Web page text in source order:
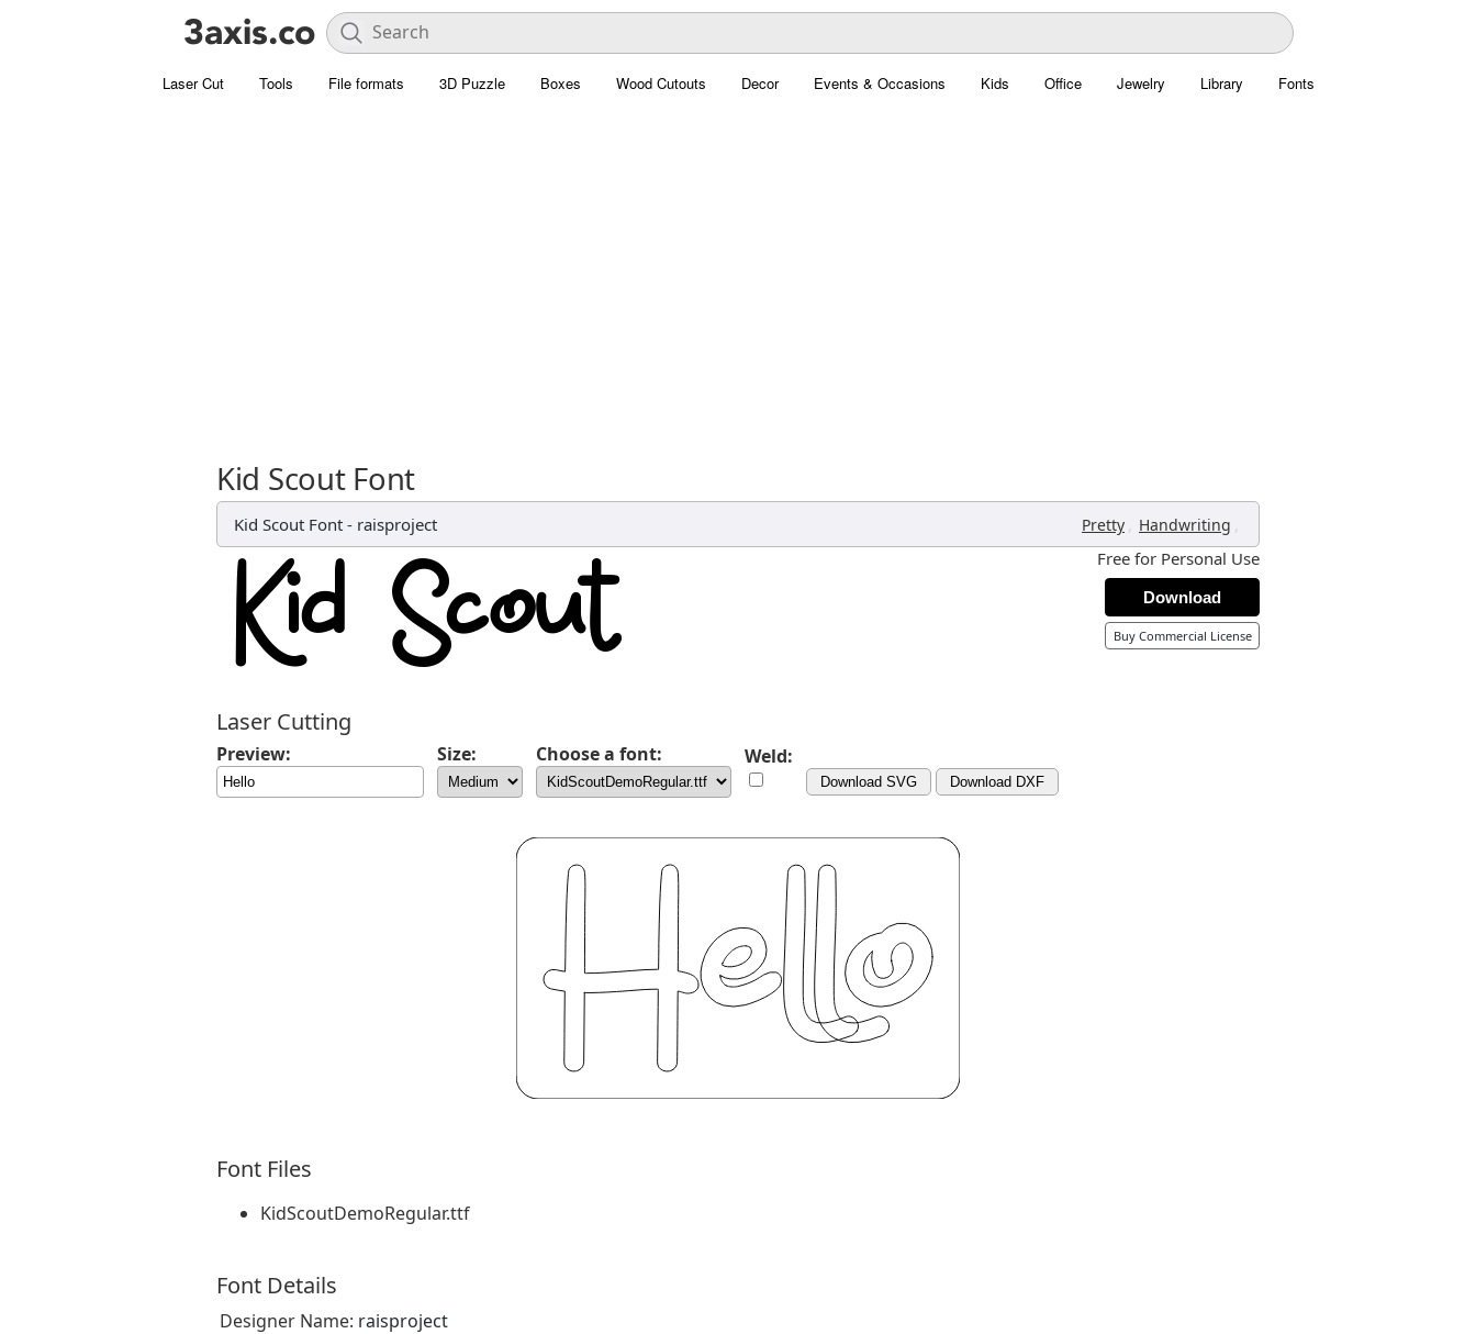
Laser Cut Tools File formats 3D Puzzle Boxes Wood Cutouts Decor Events & Occasions Kids Office Jewelry Library Fonts
Kid Scout Font
Kid Scout Font - raisproject Pretty , Handwriting ,
Free for Personal Use
Download
Buy Commercial License
Laser Cutting
Preview: Size: Choose a font: Weld:
Download SVG Download DXF
Font Files
KidScoutDemoRegular.ttf
Font Details
Designer Name: raisproject